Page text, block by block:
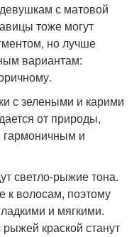
с матовой
тоже могут
но лучше
вариантам:
с зелеными и карими
от природы,
гармоничным и
светло-рыжие тона.
к волосам, поэтому
и мягкими.
краской станут